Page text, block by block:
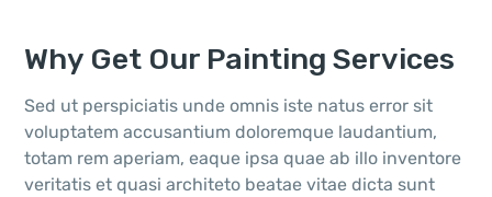
Why Get Our Painting Services
Sed ut perspiciatis unde omnis iste natus error sit
voluptatem accusantium doloremque laudantium,
totam rem aperiam, eaque ipsa quae ab illo inventore
veritatis et quasi architeto beatae vitae dicta sunt